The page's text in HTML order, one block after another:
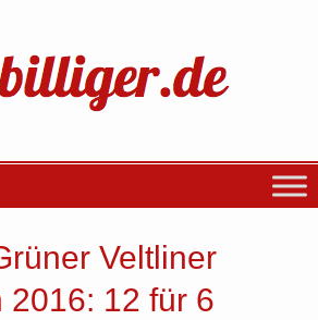
Veltliner
2016: 12 für 6